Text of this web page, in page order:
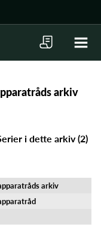
arkiv
i dette arkiv (2)
arkiv